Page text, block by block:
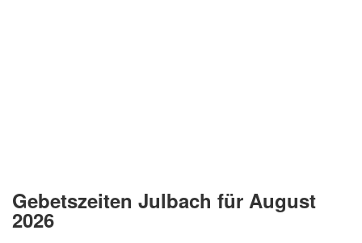
Gebetszeiten Julbach für August
2026